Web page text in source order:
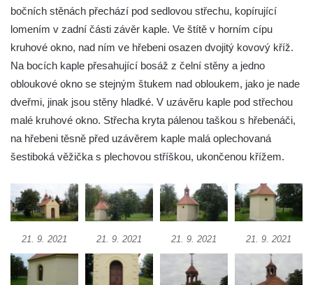
Křížová cesta Římov – XXII. kaple – Šimon
Cyrénský pomáhá Ježíši nést kříž
Křížová cesta Římov – XXI. kaple –
Popravní brána
Křížová cesta Římov – XX. kaple – Svatá
Veronika potkává Ježíše a utírá mu do své
roušky pot z tváře
Křížová cesta Římov – XIX. kaple – Kristus
kříž nesoucí potkává Pannu Marii
Křížová cesta Římov – XVIII. kaple – Na
Ježíše vložen kříž
Křížová cesta Římov – XVII. kaple – Velký
Pilát
Křížová cesta Římov – XVI. kaple – U
bočních stěnách přechází pod sedlovou střechu, kopírující
lomením v zadní části závěr kaple. Ve štítě v horním cípu
kruhové okno, nad ním ve hřebeni osazen dvojitý kovový kříž.
Na bocích kaple přesahující bosáž z čelní stěny a jedno
obloukové okno se stejným štukem nad obloukem, jako je nade
dveřmi, jinak jsou stěny hladké. V uzávěru kaple pod střechou
malé kruhové okno. Střecha kryta pálenou taškou s hřebenáči,
na hřebeni těsně před uzávěrem kaple malá oplechovaná
šestiboká věžička s plechovou stříškou, ukončenou křížem.
21. 9. 2021 21. 9. 2021 21. 9. 2021 21. 9. 2021